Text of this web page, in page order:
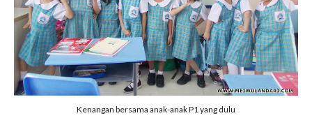
Kenangan bersama anak-anak P1 yang dulu